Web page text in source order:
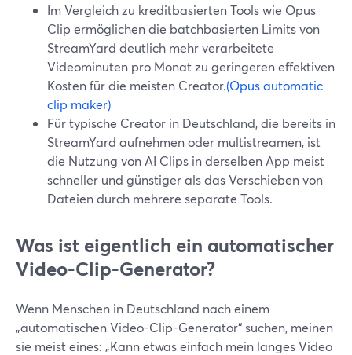
Im Vergleich zu kreditbasierten Tools wie Opus
Clip ermöglichen die batchbasierten Limits von
StreamYard deutlich mehr verarbeitete
Videominuten pro Monat zu geringeren effektiven
Kosten für die meisten Creator.(Opus automatic
clip maker)
Für typische Creator in Deutschland, die bereits in
StreamYard aufnehmen oder multistreamen, ist
die Nutzung von AI Clips in derselben App meist
schneller und günstiger als das Verschieben von
Dateien durch mehrere separate Tools.
Was ist eigentlich ein automatischer
Video-Clip-Generator?
Wenn Menschen in Deutschland nach einem
„automatischen Video-Clip-Generator“ suchen, meinen
sie meist eines: „Kann etwas einfach mein langes Video